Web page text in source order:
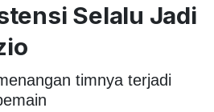
Selalu Jadi
timnya terjadi